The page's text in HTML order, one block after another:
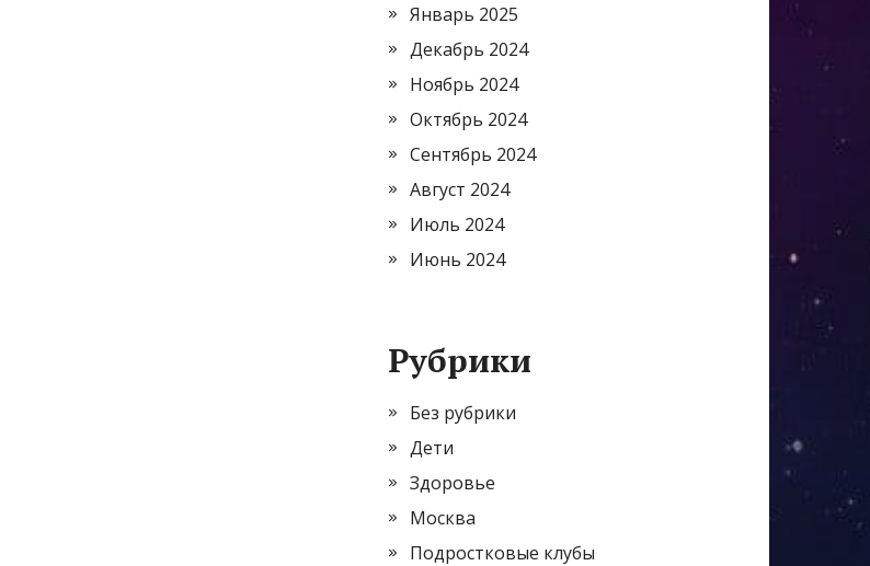
Январь 2025
Декабрь 2024
Ноябрь 2024
Октябрь 2024
Сентябрь 2024
Август 2024
Июль 2024
Июнь 2024
Рубрики
Без рубрики
Дети
Здоровье
Москва
Подростковые клубы